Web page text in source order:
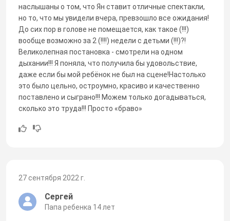
наслышаны о том, что Ян ставит отличные спектакли,
но то, что мы увидели вчера, превзошло все ожидания!
До сих пор в голове не помещается, как такое (!!!)
вообще возможно за 2 (!!!!) недели с детьми (!!!)?!
Великолепная постановка - смотрели на одном
дыхании!!! Я поняла, что получила бы удовольствие,
даже если бы мой ребёнок не был на сцене!Настолько
это было цельно, остроумно, красиво и качественно
поставлено и сыграно!!! Можем только догадываться,
сколько это труда!!! Просто «браво»
27 сентября 2022 г.
Сергей
Папа ребенка 14 лет